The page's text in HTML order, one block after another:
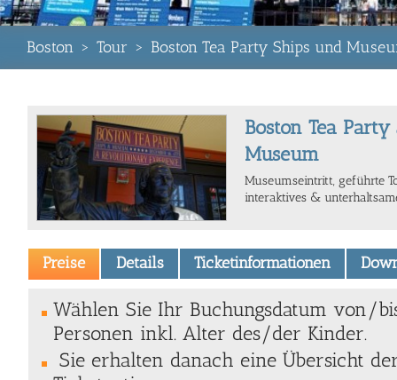
Boston > Tour > Boston Tea Party Ships und
Boston Tea
Museum
Museumseintritt, geführte
interaktives &
Preise Details Ticketinformationen
Wählen Sie Ihr Buchungsdatum von/
Personen inkl. Alter des/der Kinder.
Sie erhalten danach eine Übersicht